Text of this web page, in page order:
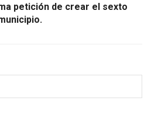
petición de crear el sexto